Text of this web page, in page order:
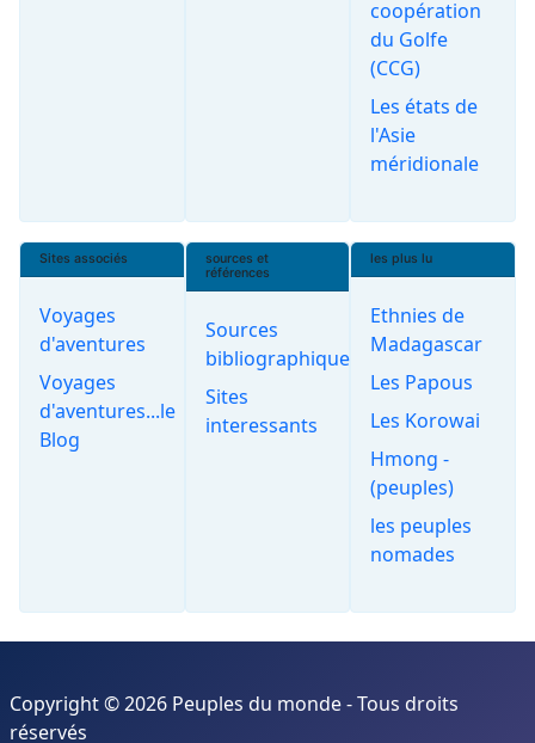
coopération
du Golfe
(CCG)
Les états de
l'Asie
méridionale
Sites associés
Voyages
d'aventures
Voyages
d'aventures...le
Blog
sources et
références
Sources
bibliographiques
Sites
interessants
les plus lu
Ethnies de
Madagascar
Les Papous
Les Korowai
Hmong -
(peuples)
les peuples
nomades
Copyright © 2026 Peuples du monde - Tous droits
réservés